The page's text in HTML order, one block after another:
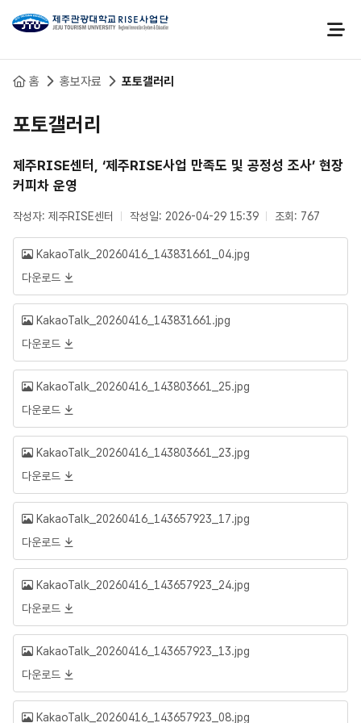
홈 홍보자료 포토갤러리
포토갤러리
제주RISE센터, ‘제주RISE사업 만족도 및 공정성 조사’ 현장
커피차 운영
작성자: 제주RISE센터 작성일: 2026-04-29 15:39 조회: 767
KakaoTalk_20260416_143831661_04.jpg
다운로드
KakaoTalk_20260416_143831661.jpg
다운로드
KakaoTalk_20260416_143803661_25.jpg
다운로드
KakaoTalk_20260416_143803661_23.jpg
다운로드
KakaoTalk_20260416_143657923_17.jpg
다운로드
KakaoTalk_20260416_143657923_24.jpg
다운로드
KakaoTalk_20260416_143657923_13.jpg
다운로드
KakaoTalk_20260416_143657923_08.jpg